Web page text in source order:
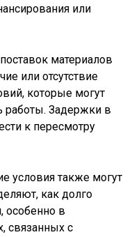
или
материалов
или отсутствие
которые могут
работы. Задержки в
к пересмотру
условия также могут
как долго
особенно в
связанных с